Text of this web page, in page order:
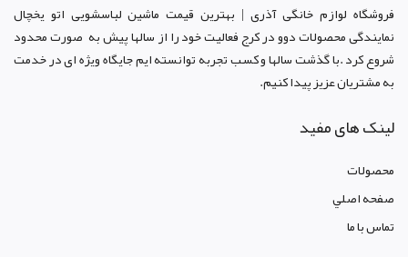
فروشگاه لوازم خانگی آذری | بهترین قیمت ماشین لباسشویی اتو یخچال
نمایندگی محصولات دوو در کرجفعالیت خود را از سالها پیش به صورت محدود
شروع کرد .با گذشت سالها و کسب تجربه توانسته ایم جایگاه ویژه ای در خدمت
به مشتریان عزیز پیدا کنیم.
لینک های مفید
محصولات
صفحه اصلي
تماس با ما